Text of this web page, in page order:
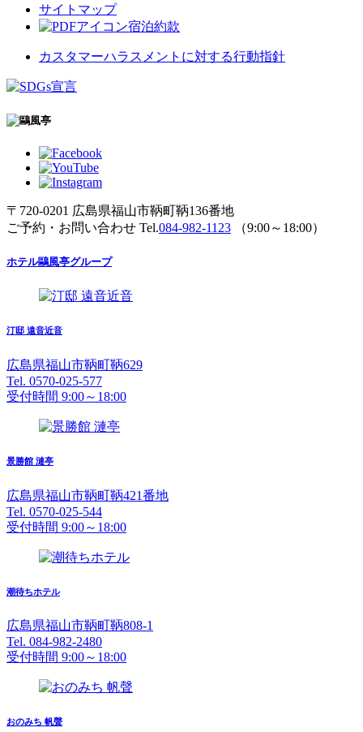
サイトマップ
宿泊約款
カスタマーハラスメントに対する行動指針
〒720-0201 広島県福山市鞆町鞆136番地
ご予約・お問い合わせ Tel.084-982-1123 （9:00～18:00）
ホテル鷗風亭グループ
汀邸 遠音近音
広島県福山市鞆町鞆629
Tel. 0570-025-577
受付時間 9:00～18:00
景勝館 漣亭
広島県福山市鞆町鞆421番地
Tel. 0570-025-544
受付時間 9:00～18:00
潮待ちホテル
広島県福山市鞆町鞆808-1
Tel. 084-982-2480
受付時間 9:00～18:00
おのみち 帆聲